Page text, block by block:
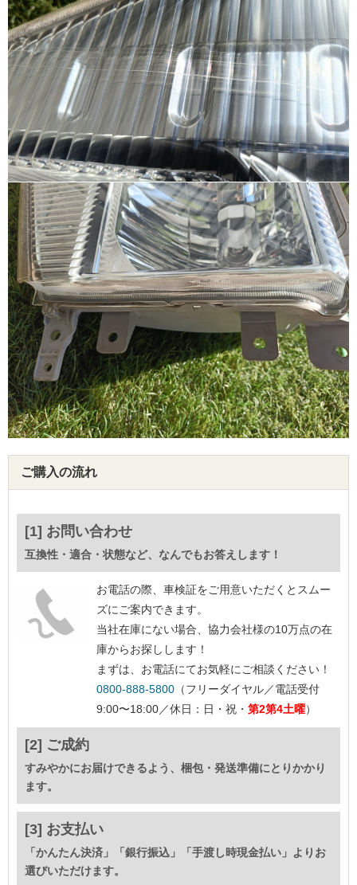
ご購入の流れ
[1] お問い合わせ
互換性・適合・状態など、なんでもお答えします！
お電話の際、車検証をご用意いただくとスムー
ズにご案内できます。
当社在庫にない場合、協力会社様の10万点の在
庫からお探しします！
まずは、お電話にてお気軽にご相談ください！
0800-888-5800 （フリーダイヤル／電話受付
9:00〜18:00／休日：日・祝・ 第2第4土曜）
[2] ご成約
すみやかにお届けできるよう、梱包・発送準備にとりかかり
ます。
[3] お支払い
「かんたん決済」「銀行振込」「手渡し時現金払い」よりお
選びいただけます。